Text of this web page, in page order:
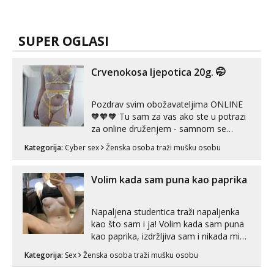
SUPER OGLASI
Crvenokosa ljepotica 20g. 🤭
Pozdrav svim obožavateljima ONLINE
🧡🧡🧡 Tu sam za vas ako ste u potrazi
za online druženjem - samnom se
možete zabaviti preko videopoziva, ili
ako vam nisam dovoljna radim i u paru i
😉 Radim i vruća tipkanja uz slike i hot
line pozive. Za vas sam pripremila ...
Kategorija: Cyber sex Ženska osoba traži mušku osobu
Volim kada sam puna kao paprika
Napaljena studentica traži napaljenka
kao što sam i ja! Volim kada sam puna
kao paprika, izdržljiva sam i nikada mi
puta dnevno bilo kad i bilo gdje zato se
Kategorija: Sex Ženska osoba traži mušku osobu